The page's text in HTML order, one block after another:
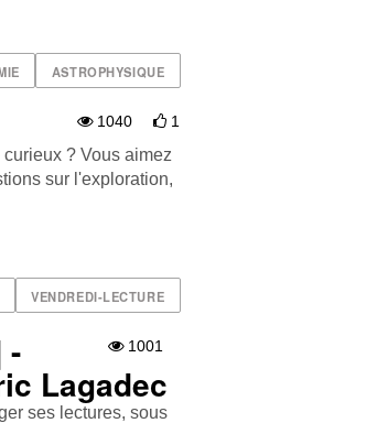
ASTROPHYSIQUE
1040 1
? Vous aimez
sur l'exploration,
VENDREDI-LECTURE
1001
-
Lagadec
ses lectures, sous